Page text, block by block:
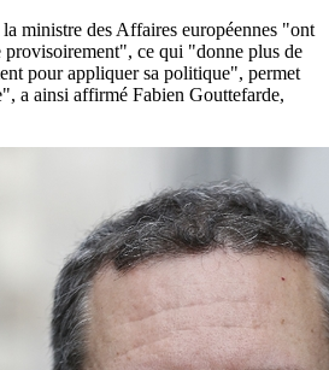
ministre des Affaires européennes "ont
provisoirement", ce qui "donne plus de
pour appliquer sa politique", permet
a ainsi affirmé Fabien Gouttefarde,